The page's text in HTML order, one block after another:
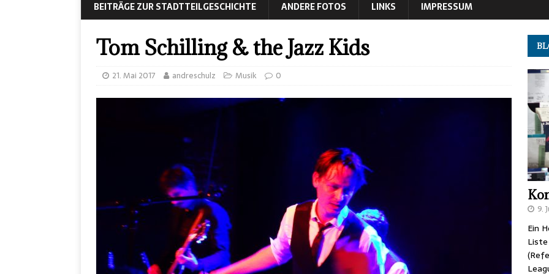
BEITRÄGE ZUR STADTTEILGESCHICHTE ANDERE FOTOS LINKS IMPRESSUM
Tom Schilling & the Jazz Kids
21. Mai 2017 andreschulz Musik 0
9.
Ein